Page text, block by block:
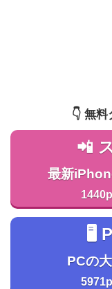
👇️ 無
📲
最新
🖥️
PCの